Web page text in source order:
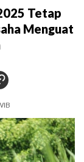
Tetap
Menguat